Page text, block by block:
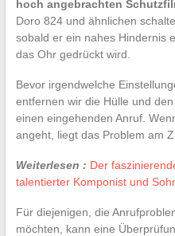
hoch angebrachten
Doro 824 und ähnlichen
sobald er ein nahes Hindernis
das Ohr gedrückt wird.
Bevor irgendwelche
entfernen wir die Hülle und
einen eingehenden Anruf.
angeht, liegt das Problem am
Weiterlesen : Der
talentierter Komponist und
Für diejenigen, die
möchten, kann eine